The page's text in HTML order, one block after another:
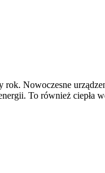
Nowoczesne
To również ciepła